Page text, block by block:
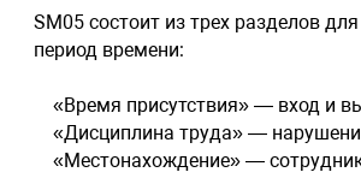
SM05 состоит из трех разделов
период времени:
«Время присутствия» — вход и
«Дисциплина труда» —
«Местонахождение» —